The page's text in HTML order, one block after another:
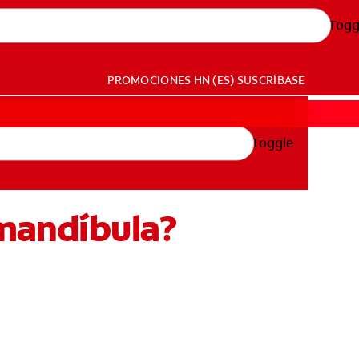
PROMOCIONES HN (ES) SUSCRÍBASE
Toggle